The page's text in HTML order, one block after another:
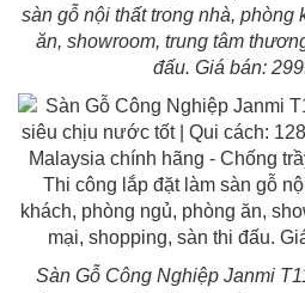
sàn gỗ nội thất trong nhà, phòng
ăn, showroom, trung tâm
đấu. Giá bán:
Sàn Gỗ Công Nghiệp Janmi